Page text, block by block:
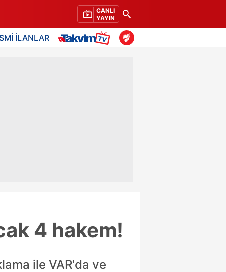
CANLI
YAYIN
İLANLAR
4 hakem!
ile VAR'da ve